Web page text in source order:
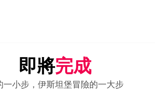
即將完成
一小步，伊斯坦堡冒險的一大步